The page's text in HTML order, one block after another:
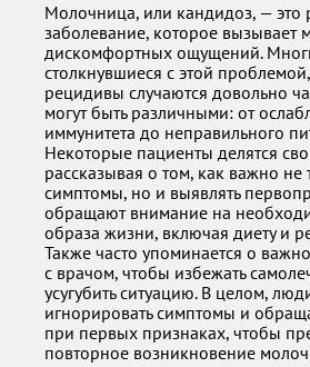
Молочница, или кандидоз, — это
заболевание, которое вызывает
дискомфортных ощущений.
столкнувшиеся с этой
рецидивы случаются довольно
могут быть различными: от
иммунитета до неправильного
Некоторые пациенты делятся
рассказывая о том, как важно не
симптомы, но и выявлять
обращают внимание на
образа жизни, включая диету и
Также часто упоминается о
с врачом, чтобы избежать
усугубить ситуацию. В целом,
игнорировать симптомы и
при первых признаках, чтобы
повторное возникновение